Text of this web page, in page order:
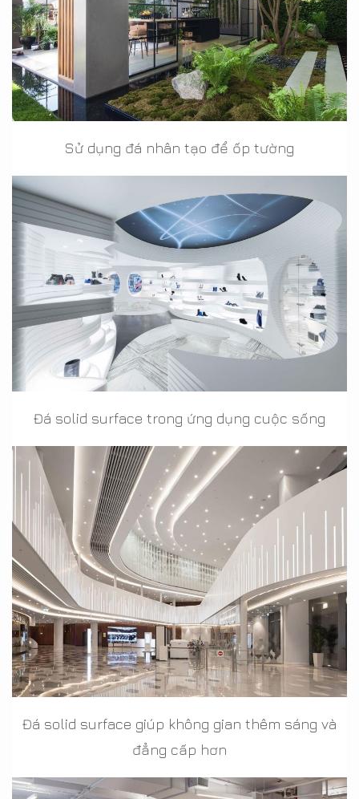
Sử dụng đá nhân tạo để ốp tường
Đá solid surface trong ứng dụng cuộc sống
Đá solid surface giúp không gian thêm sáng và
đẳng cấp hơn